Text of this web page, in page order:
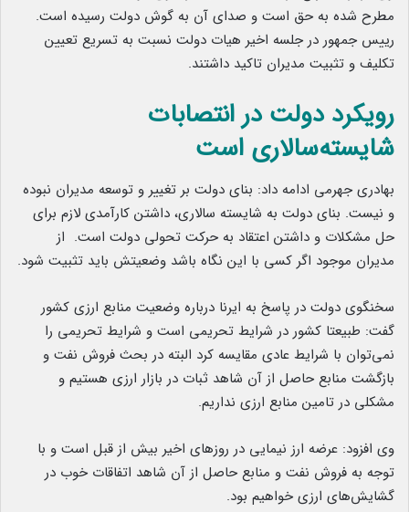
مطرح شده به حق است و صدای آن به گوش دولت رسیده است.
رییس جمهور در جلسه اخیر هیات دولت نسبت به تسریع تعیین
تکلیف و تثبیت مدیران تاکید داشتند.
رویکرد دولت در انتصابات
شایسته‌سالاری است
بهادری جهرمی ادامه داد: بنای دولت بر تغییر و توسعه مدیران نبوده
و نیست. بنای دولت به شایسته سالاری، داشتن کارآمدی لازم برای
حل مشکلات و داشتن اعتقاد به حرکت تحولی دولت است. از
مدیران موجود اگر کسی با این نگاه باشد وضعیتش باید تثبیت شود.
سخنگوی دولت در پاسخ به ایرنا درباره وضعیت منابع ارزی کشور
گفت: طبیعتا کشور در شرایط تحریمی است و شرایط تحریمی را
نمی‌توان با شرایط عادی مقایسه کرد البته در بحث فروش نفت و
بازگشت منابع حاصل از آن شاهد ثبات در بازار ارزی هستیم و
مشکلی در تامین منابع ارزی نداریم.
وی افزود: عرضه ارز نیمایی در روزهای اخیر بیش از قبل است و با
توجه به فروش نفت و منابع حاصل از آن شاهد اتفاقات خوب در
گشایش‌های ارزی خواهیم بود.